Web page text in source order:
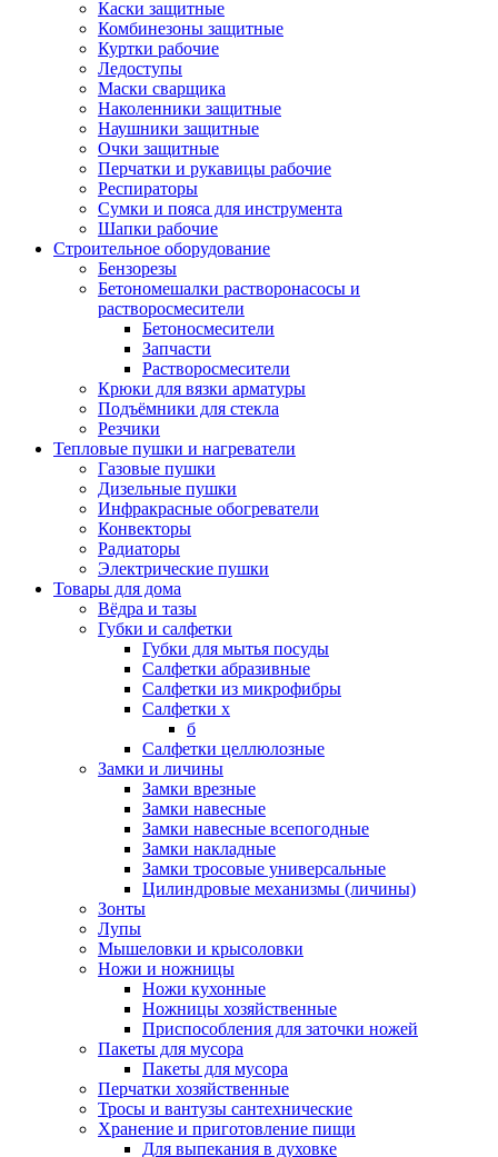
Каски защитные
Комбинезоны защитные
Куртки рабочие
Ледоступы
Маски сварщика
Наколенники защитные
Наушники защитные
Очки защитные
Перчатки и рукавицы рабочие
Респираторы
Сумки и пояса для инструмента
Шапки рабочие
Строительное оборудование
Бензорезы
Бетономешалки растворонасосы и
растворосмесители
Бетоносмесители
Запчасти
Растворосмесители
Крюки для вязки арматуры
Подъёмники для стекла
Резчики
Тепловые пушки и нагреватели
Газовые пушки
Дизельные пушки
Инфракрасные обогреватели
Конвекторы
Радиаторы
Электрические пушки
Товары для дома
Вёдра и тазы
Губки и салфетки
Губки для мытья посуды
Салфетки абразивные
Салфетки из микрофибры
Салфетки х
б
Салфетки целлюлозные
Замки и личины
Замки врезные
Замки навесные
Замки навесные всепогодные
Замки накладные
Замки тросовые универсальные
Цилиндровые механизмы (личины)
Зонты
Лупы
Мышеловки и крысоловки
Ножи и ножницы
Ножи кухонные
Ножницы хозяйственные
Приспособления для заточки ножей
Пакеты для мусора
Пакеты для мусора
Перчатки хозяйственные
Тросы и вантузы сантехнические
Хранение и приготовление пищи
Для выпекания в духовке